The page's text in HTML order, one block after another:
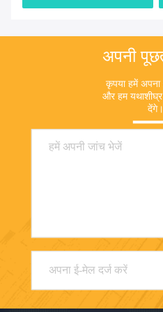
अपनी
कृपया हमें
और हम
देंगे।